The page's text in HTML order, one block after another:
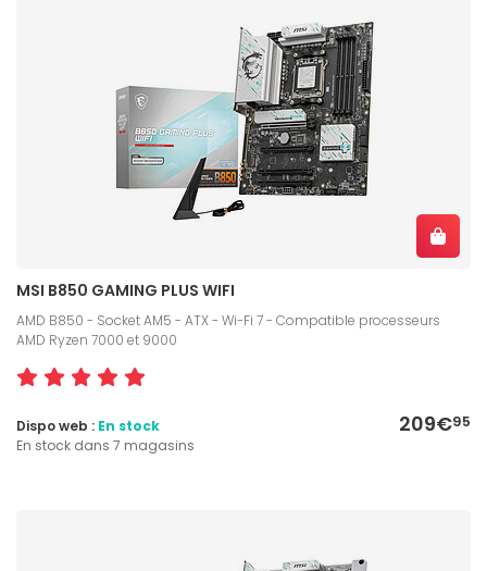
MSI B850 GAMING PLUS WIFI
AMD B850 - Socket AM5 - ATX - Wi-Fi 7 - Compatible processeurs
AMD Ryzen 7000 et 9000
209€95
Dispo web : En stock
En stock dans 7 magasins